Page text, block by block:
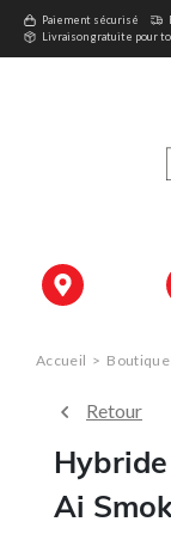
Paiement sécurisé
Livraison gratuite pour
Accueil > Boutique
Retour
Ai